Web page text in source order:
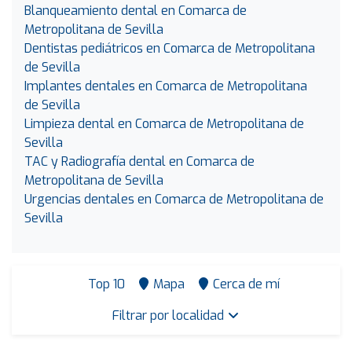
Blanqueamiento dental en Comarca de
Metropolitana de Sevilla
Dentistas pediátricos en Comarca de Metropolitana
de Sevilla
Implantes dentales en Comarca de Metropolitana
de Sevilla
Limpieza dental en Comarca de Metropolitana de
Sevilla
TAC y Radiografía dental en Comarca de
Metropolitana de Sevilla
Urgencias dentales en Comarca de Metropolitana de
Sevilla
Top 10 Mapa
Cerca de mí
Filtrar por localidad